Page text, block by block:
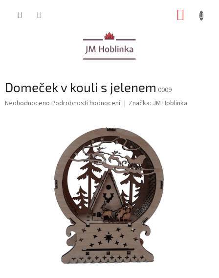
Domeček v kouli s jelenem 0009
Průměrné
Neohodnoceno Podrobnosti hodnocení Značka: JM Hoblinka